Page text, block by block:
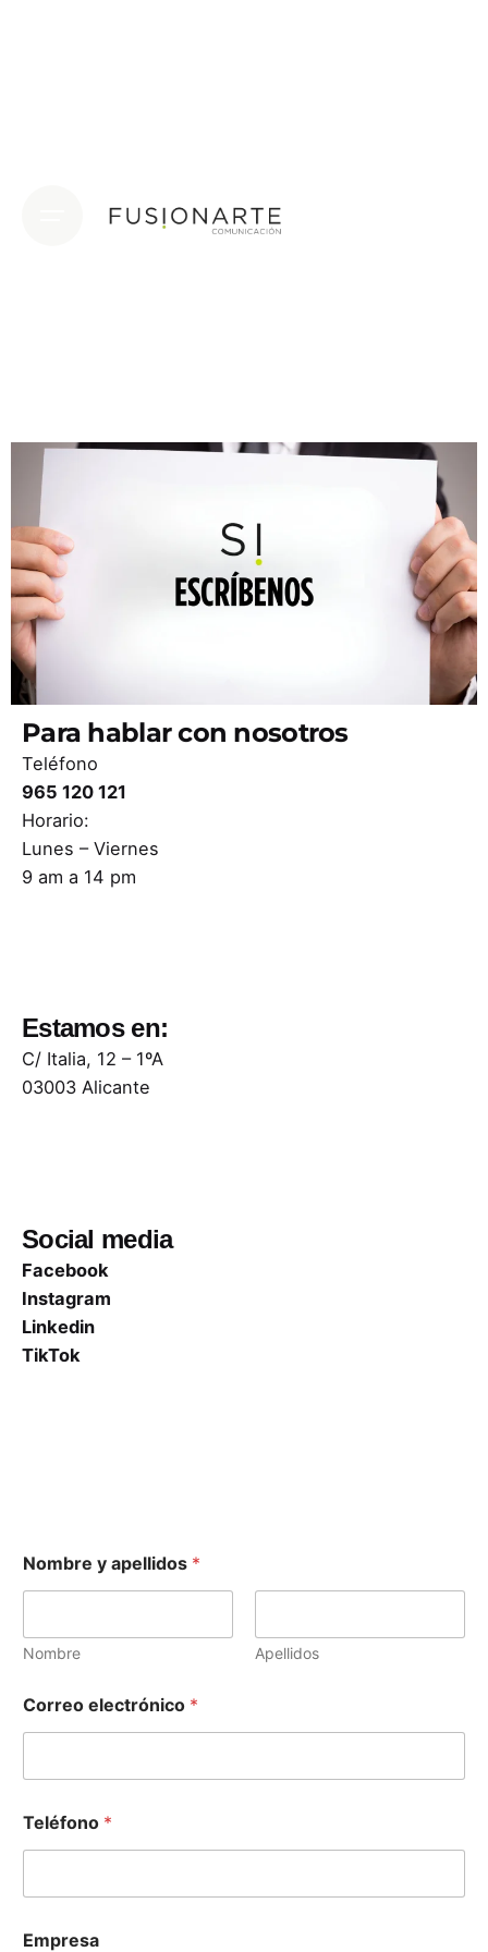
Para hablar con nosotros
Teléfono
965 120 121
Horario:
Lunes – Viernes
9 am a 14 pm
Estamos en:
C/ Italia, 12 – 1ºA
03003 Alicante
Social media
Facebook
Instagram
Linkedin
TikTok
Nombre y apellidos *
Nombre Apellidos
Correo electrónico *
Teléfono *
T
Empresa